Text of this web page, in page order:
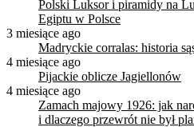
Polski Luksor i piramidy na
Egiptu w Polsce
3 miesiące ago
Madryckie corralas: historia
4 miesiące ago
Pijackie oblicze Jagiellonów
4 miesiące ago
Zamach majowy 1926: jak
i dlaczego przewrót nie był